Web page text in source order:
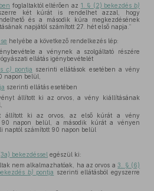
foglaltaktól eltérően az 1. § (2) bekezdésb)
két kúrát is rendelhet azzal, hogy
és a második kúra megkezdésének
napjától számított 27. hét első napja.”
helyébe a következő rendelkezés lép:
a vénynek a szolgáltató részére
ellátás igénybevételét
c) pontja szerinti ellátások esetében a vény
napon belül,
szerinti ellátás esetében
állított ki az orvos, a vény kiállításának
állított ki az orvos, az első kúrát a vény
90 napon belül, a második kúrát a vényen
naptól számított 90 napon belül
bekezdéssel egészül ki:
nem alkalmazhatóak, ha az orvos a3. § (6)
b) pontja szerinti ellátásból egyszerre